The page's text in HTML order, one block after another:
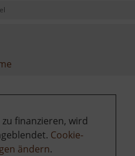
finanzieren, wird
Cookie-
ändern.